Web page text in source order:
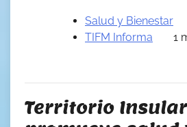
Salud y Bienestar
TIFM Informa
1
Territorio Insular